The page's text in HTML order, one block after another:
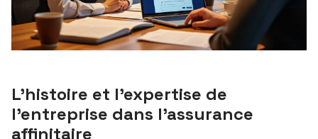
L’histoire et l’expertise de
l’entreprise dans l’assurance
affinitaire